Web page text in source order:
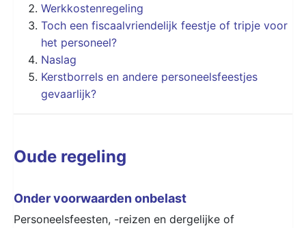
Werkkostenregeling
Toch een fiscaalvriendelijk feestje of tripje voor
het personeel?
Naslag
Kerstborrels en andere personeelsfeestjes
gevaarlijk?
Oude regeling
Onder voorwaarden onbelast
Personeelsfeesten, -reizen en dergelijke of